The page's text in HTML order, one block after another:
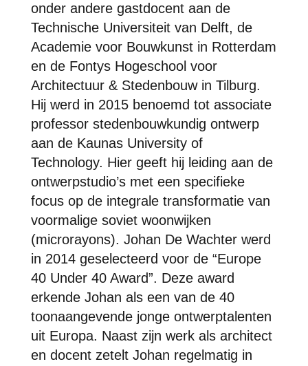
onder andere gastdocent aan de
Technische Universiteit van Delft, de
Academie voor Bouwkunst in Rotterdam
en de Fontys Hogeschool voor
Architectuur & Stedenbouw in Tilburg.
Hij werd in 2015 benoemd tot associate
professor stedenbouwkundig ontwerp
aan de Kaunas University of
Technology. Hier geeft hij leiding aan de
ontwerpstudio’s met een specifieke
focus op de integrale transformatie van
voormalige soviet woonwijken
(microrayons). Johan De Wachter werd
in 2014 geselecteerd voor de “Europe
40 Under 40 Award”. Deze award
erkende Johan als een van de 40
toonaangevende jonge ontwerptalenten
uit Europa. Naast zijn werk als architect
en docent zetelt Johan regelmatig in